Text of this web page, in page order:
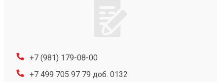
+7 (981) 179-08-00
+7 499 705 97 79 доб. 0132